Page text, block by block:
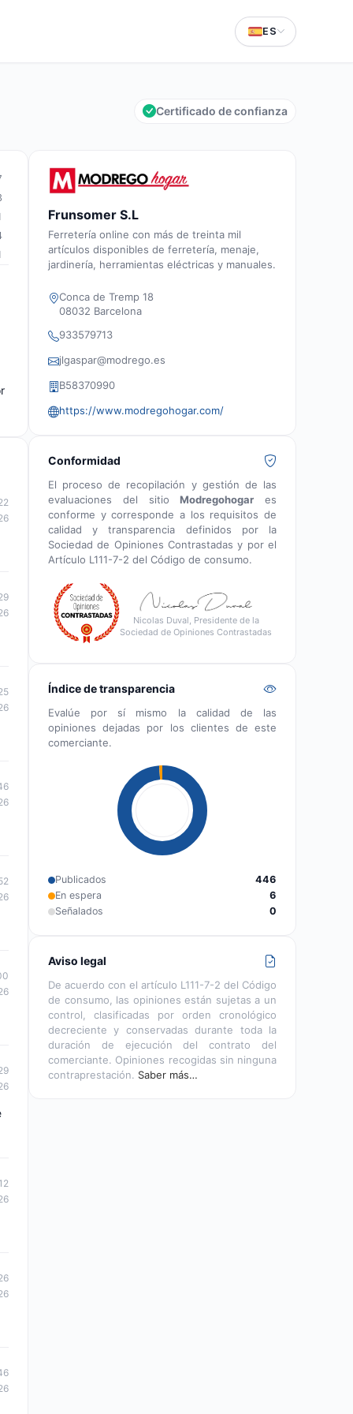
ES
Certificado de confianza
Frunsomer S.L
Ferretería online con más de treinta mil
artículos disponibles de ferretería, menaje,
jardinería, herramientas eléctricas y manuales.
Conca de Tremp 18
08032 Barcelona
933579713
jlgaspar@modrego.es
B58370990
https://www.modregohogar.com/
Conformidad
El proceso de recopilación y gestión de las
evaluaciones del sitioModregohogar es
conforme y corresponde a los requisitos de
calidad y transparencia definidos por la
Sociedad de Opiniones Contrastadas y por el
Artículo L111-7-2 del Código de consumo.
Nicolas Duval, Presidente de la
Sociedad de Opiniones Contrastadas
Índice de transparencia
Evalúe por sí mismo la calidad de las
opiniones dejadas por los clientes de este
comerciante.
Publicados
446
En espera
6
Señalados
0
Aviso legal
De acuerdo con el artículo L111-7-2 del Código
de consumo, las opiniones están sujetas a un
control, clasificadas por orden cronológico
decreciente y conservadas durante toda la
duración de ejecución del contrato del
comerciante. Opiniones recogidas sin ninguna
contraprestación. Saber más…